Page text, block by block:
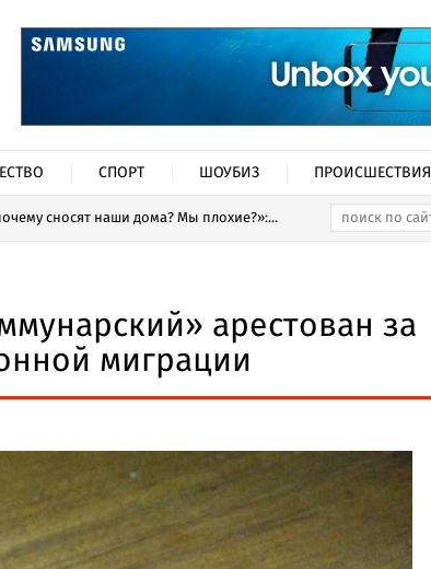
СПОРТ ШОУБИЗ ПРОИСШЕСТВИЯ
сносят наши дома? Мы плохие?»:...
арестован за
миграции